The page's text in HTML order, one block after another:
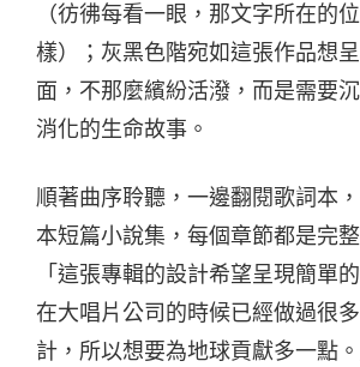
（彷彿每看一眼，那文字所在的
樣）；灰黑色階宛如這張作品想
面，不那麼繽紛活潑，而是需要
消化的生命故事。
順著曲序聆聽，一邊翻閱歌詞本
本短篇小說集，每個章節都是完
「這張專輯的設計希望呈現簡單
在大唱片公司的時候已經做過很
計，所以想要為地球貢獻多一點